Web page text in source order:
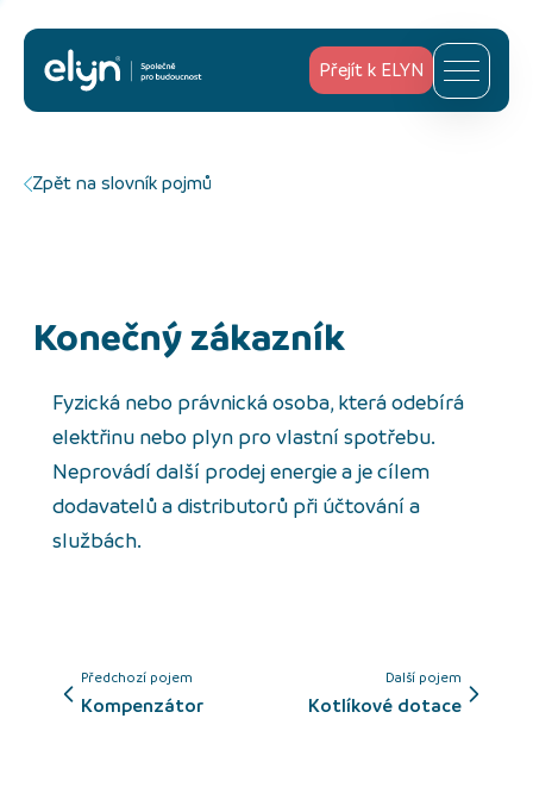
Přejít k ELYN
Zpět na slovník pojmů
Konečný zákazník
Fyzická nebo právnická osoba, která odebírá
elektřinu nebo plyn pro vlastní spotřebu.
Neprovádí další prodej energie a je cílem
dodavatelů a distributorů při účtování a
službách.
Předchozí pojem
kompenzátor
Další pojem
kotlíkové dotace